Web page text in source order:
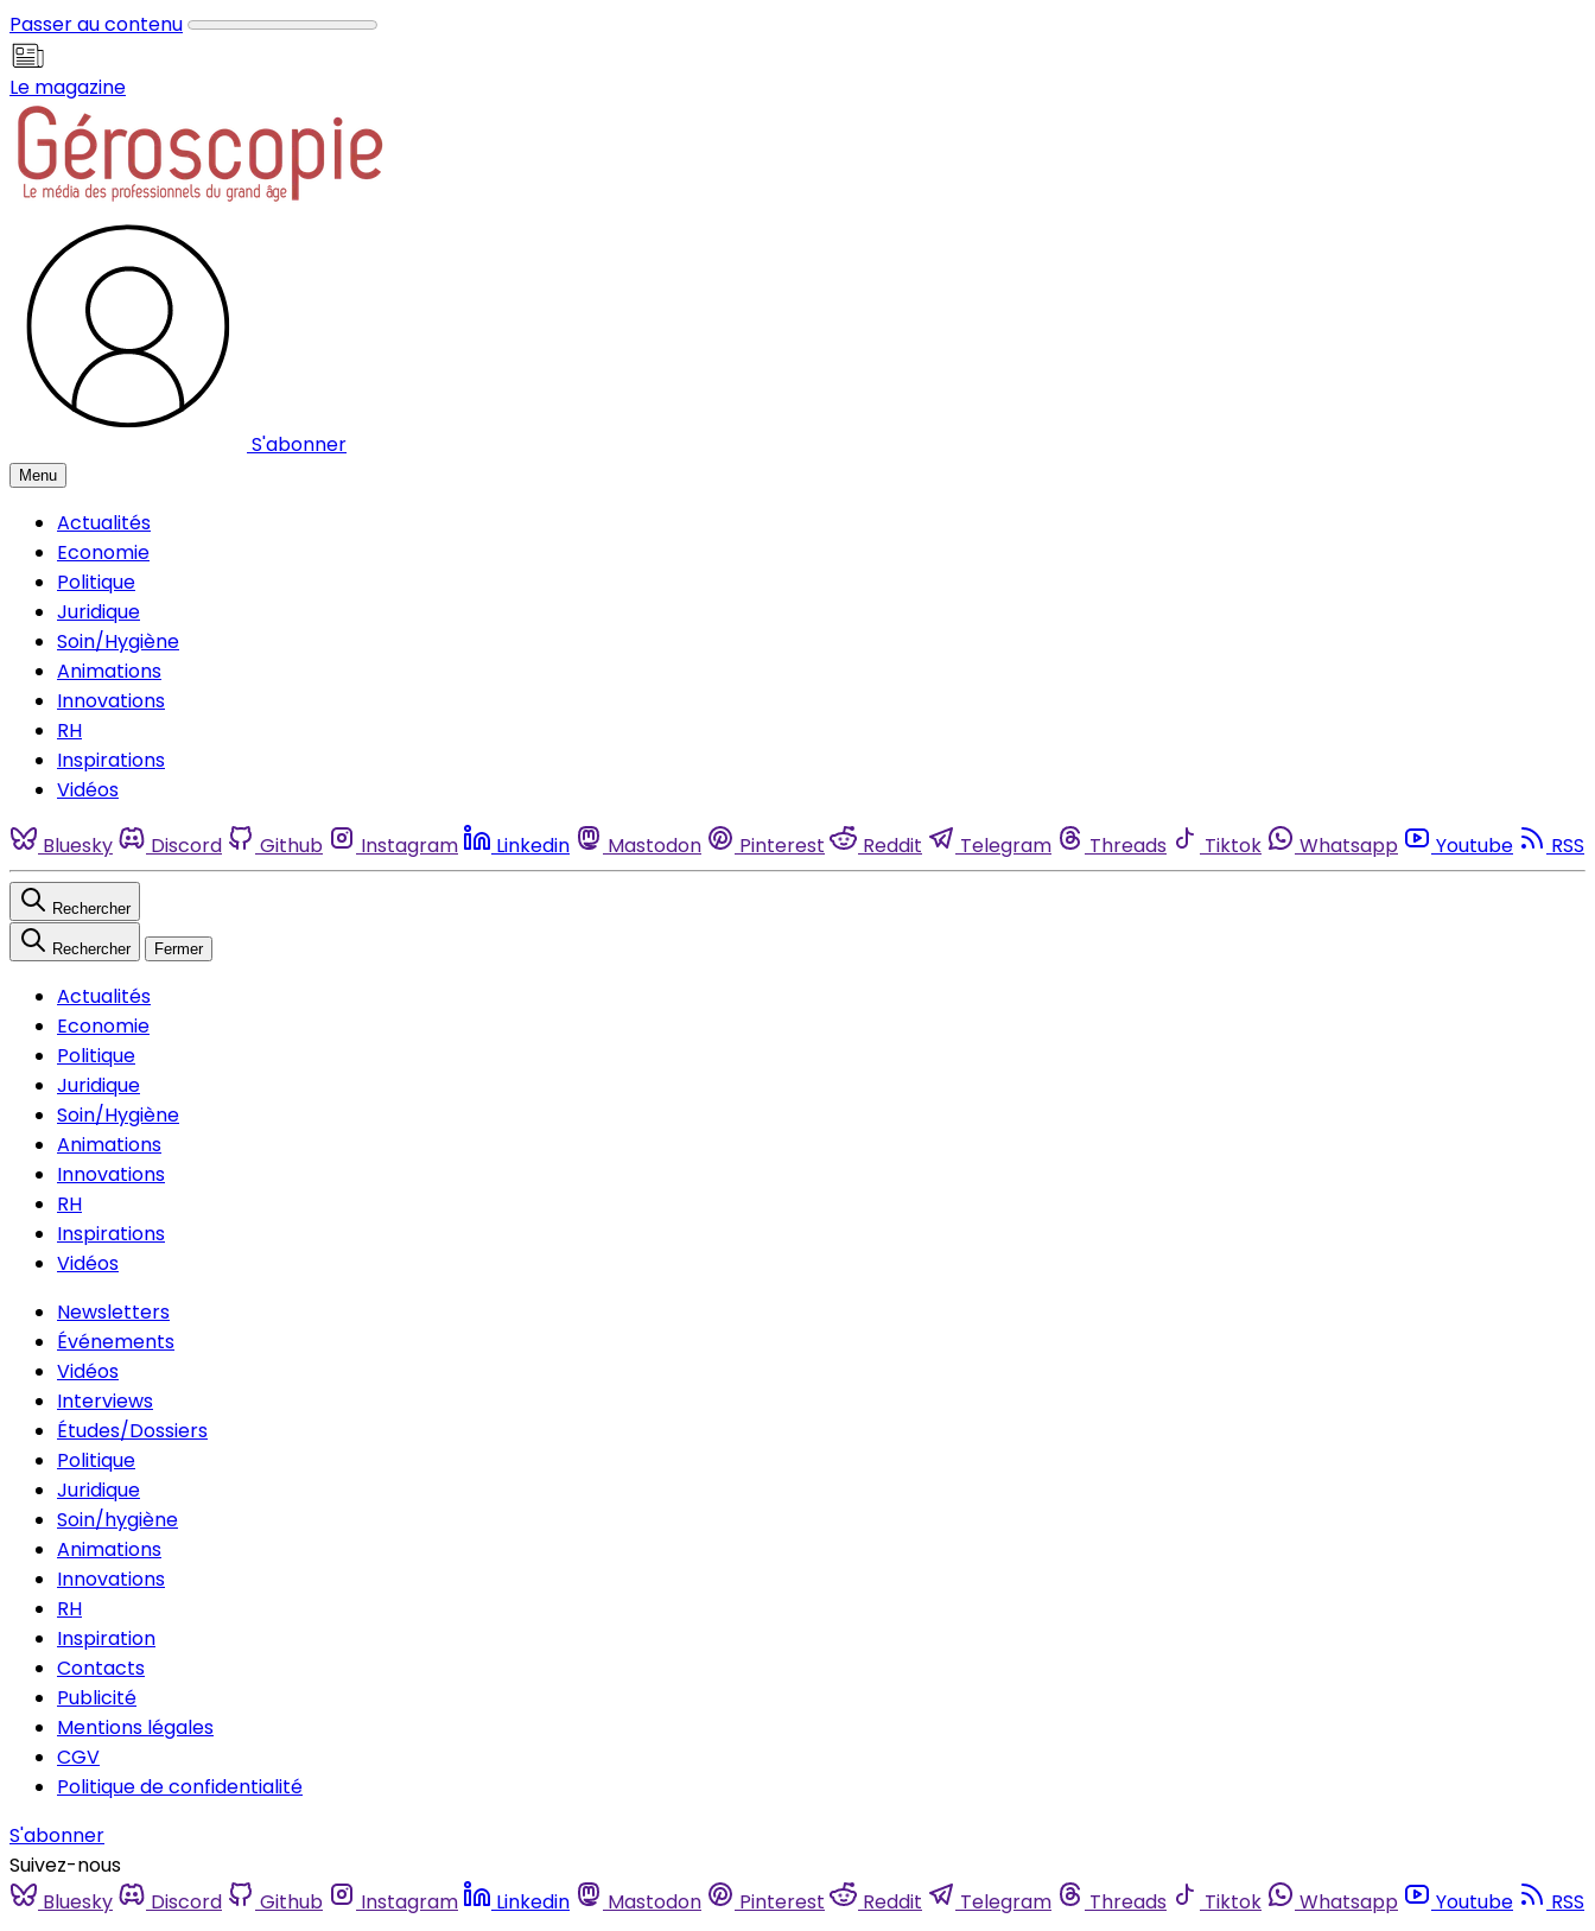
Passer au contenu
Le magazine
S'abonner
Menu
Actualités
Economie
Politique
Juridique
Soin/Hygiène
Animations
Innovations
RH
Inspirations
Vidéos
Bluesky Discord Github Instagram Linkedin Mastodon Pinterest Reddit Telegram Threads Tiktok Whatsapp Youtube RSS
Rechercher
Rechercher Fermer
Actualités
Economie
Politique
Juridique
Soin/Hygiène
Animations
Innovations
RH
Inspirations
Vidéos
Newsletters
Événements
Vidéos
Interviews
Études/Dossiers
Politique
Juridique
Soin/hygiène
Animations
Innovations
RH
Inspiration
Contacts
Publicité
Mentions légales
CGV
Politique de confidentialité
S'abonner
Suivez-nous
Bluesky
Discord Github Instagram Linkedin Mastodon Pinterest Reddit Telegram Threads Tiktok Whatsapp Youtube
RSS
Panneau de gestion des cookies